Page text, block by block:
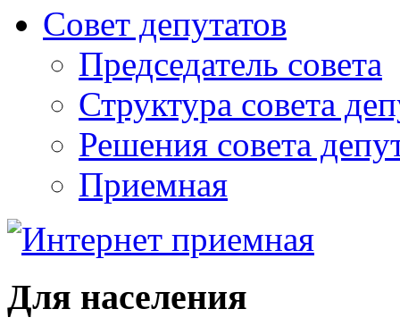
Совет депутатов
Председатель совета
Структура совета
Решения совета
Приемная
Для населения